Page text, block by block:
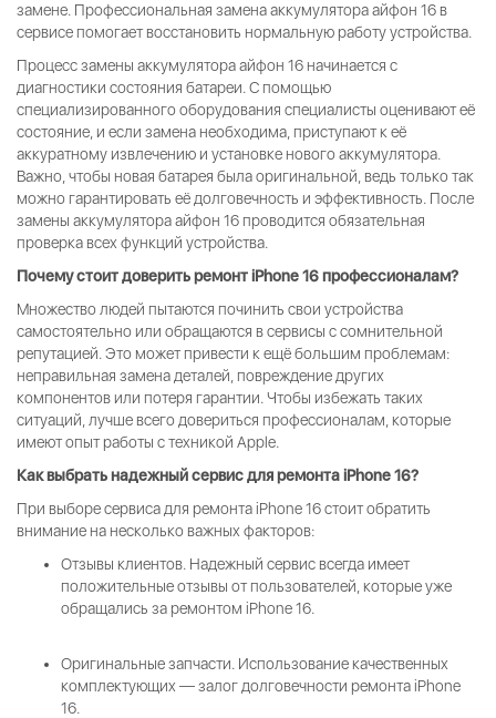
замене. Профессиональная замена аккумулятора айфон 16 в
сервисе помогает восстановить нормальную работу устройства.
Процесс замены аккумулятора айфон 16 начинается с
диагностики состояния батареи. С помощью
специализированного оборудования специалисты оценивают её
состояние, и если замена необходима, приступают к её
аккуратному извлечению и установке нового аккумулятора.
Важно, чтобы новая батарея была оригинальной, ведь только так
можно гарантировать её долговечность и эффективность. После
замены аккумулятора айфон 16 проводится обязательная
проверка всех функций устройства.
Почему стоит доверить ремонт iPhone 16 профессионалам?
Множество людей пытаются починить свои устройства
самостоятельно или обращаются в сервисы с сомнительной
репутацией. Это может привести к ещё большим проблемам:
неправильная замена деталей, повреждение других
компонентов или потеря гарантии. Чтобы избежать таких
ситуаций, лучше всего довериться профессионалам, которые
имеют опыт работы с техникой Apple.
Как выбрать надежный сервис для ремонта iPhone 16?
При выборе сервиса для ремонта iPhone 16 стоит обратить
внимание на несколько важных факторов:
Отзывы клиентов. Надежный сервис всегда имеет
положительные отзывы от пользователей, которые уже
обращались за ремонтом iPhone 16.
Оригинальные запчасти. Использование качественных
комплектующих — залог долговечности ремонта iPhone
16.